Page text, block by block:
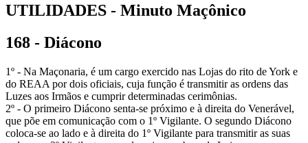
UTILIDADES - Minuto Maçônico
168 - Diácono
1º - Na Maçonaria, é um cargo exercido nas Lojas do rito de York e
do REAA por dois oficiais, cuja função é transmitir as ordens das
Luzes aos Irmãos e cumprir determinadas cerimônias.
2º - O primeiro Diácono senta-se próximo e à direita do Venerável,
que põe em comunicação com o 1º Vigilante. O segundo Diácono
coloca-se ao lado e à direita do 1º Vigilante para transmitir as suas